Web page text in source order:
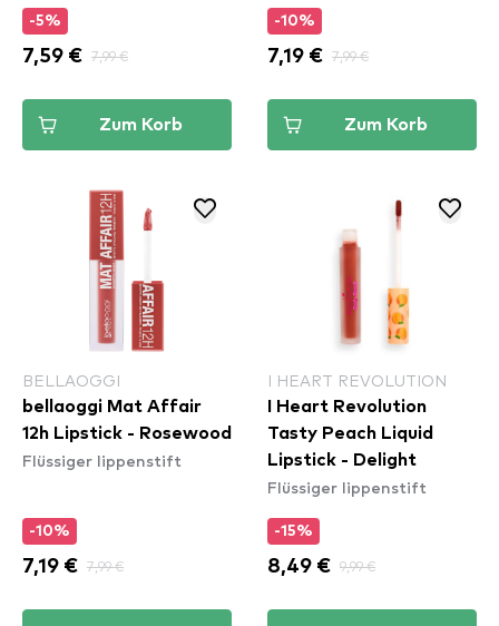
-5%
7,59 € 7,99 €
Zum Korb
-10%
7,19 € 7,99 €
Zum Korb
BELLAOGGI
bellaoggi Mat Affair
12h Lipstick - Rosewood
Flüssiger lippenstift
-10%
7,19 € 7,99 €
I HEART REVOLUTION
I Heart Revolution
Tasty Peach Liquid
Lipstick - Delight
Flüssiger lippenstift
-15%
8,49 € 9,99 €